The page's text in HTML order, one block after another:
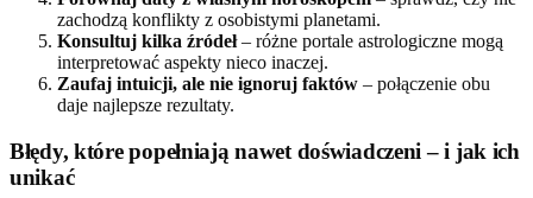
zachodzą konflikty z osobistymi planetami.
Konsultuj kilka źródeł– różne portale astrologiczne mogą
interpretować aspekty nieco inaczej.
Zaufaj intuicji, ale nie ignoruj faktów – połączenie obu
daje najlepsze rezultaty.
Błędy, które popełniają nawet doświadczeni – i jak ich
unikać